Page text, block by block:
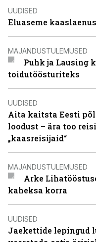
UUDISED
Eluaseme
MAJANDUSTULEMUSED
Puhk ja Lausing
toidutöösturiteks
UUDISED
Aita kaitsta Eesti
loodust – ära too
„kaasreisijaid“
MAJANDUSTULEMUSED
Arke
kaheksa korra
UUDISED
Jaekettide lepingud